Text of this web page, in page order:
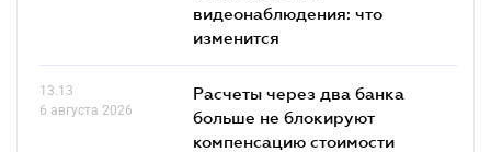
видеонаблюдения: что
изменится
13.13
6 августа 2026
Расчеты через два банка
больше не блокируют
компенсацию стоимости